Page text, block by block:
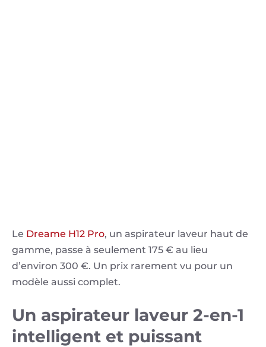
Le Dreame H12 Pro, un aspirateur laveur haut de
gamme, passe à seulement 175 € au lieu
d’environ 300 €. Un prix rarement vu pour un
modèle aussi complet.
Un aspirateur laveur 2-en-1
intelligent et puissant